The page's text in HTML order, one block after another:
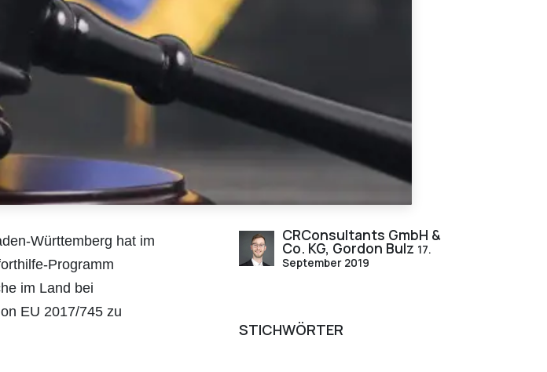
Württemberg hat im
Programm
im Land bei
EU 2017/745 zu
CRConsultants GmbH &
Co. KG, Gordon Bulz 17.
September 2019
STICHWÖRTER